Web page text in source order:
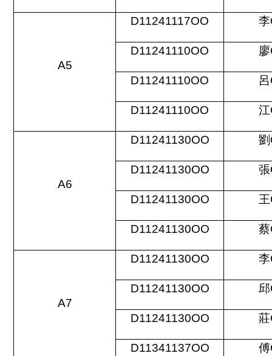
A5
D11241117OO 李
D11241110OO 廖
D11241110OO 呂
D11241110OO 江
A6
D11241130OO 劉
D11241130OO 張
D11241130OO 王
D11241130OO 蔡
A7
D11241130OO 李
D11241130OO 邱
D11241130OO 莊
D11341137OO 傅